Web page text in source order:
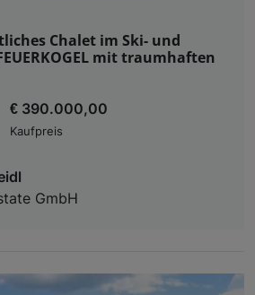
Chalet im Ski- und
mit traumhaften
€ 390.000,00
Kaufpreis
GmbH